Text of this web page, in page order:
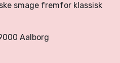
smage fremfor klassisk
Aalborg